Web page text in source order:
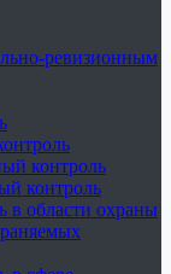
ревизионным
контроль
контроль
в области охраны